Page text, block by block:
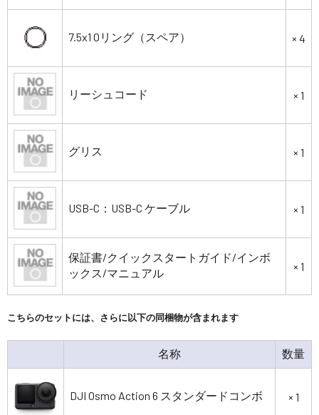
7.5x1 Oリング（スペア） × 4
リーシュコード × 1
グリス × 1
USB-C：USB-C ケーブル × 1
保証書/クイックスタートガイド/インボ
ックス/マニュアル
× 1
こちらのセットには、さらに以下の同梱物が含まれます
名称 数量
DJI Osmo Action 6 スタンダードコンボ × 1